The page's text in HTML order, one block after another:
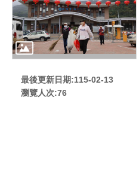
最後更新日期:115-02-13
瀏覽人次:76